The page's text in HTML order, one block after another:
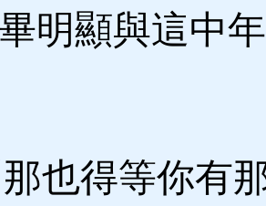
明顯與這中
也得等你有